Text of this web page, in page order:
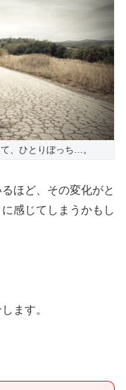
、ひとりぼっち…。
ほど、その変化がと
感じてしまうかもし
ます。